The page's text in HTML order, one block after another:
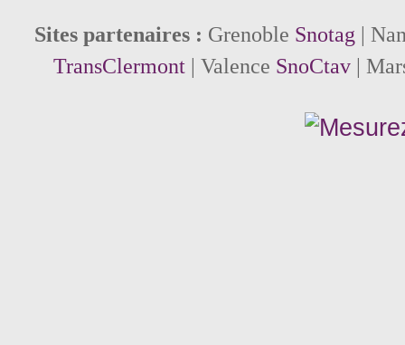
Sites partenaires : Grenoble Snotag |
TransClermont| Valence SnoCtav|